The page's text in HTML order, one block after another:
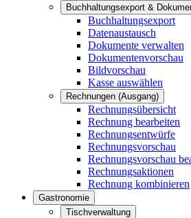
Buchhaltungsexport &
Buchhaltungsexport
Datenaustausch
Dokumente verwalten
Dokumentenvorschau
Bildvorschau
Kasse auswählen
Rechnungen (Ausgang)
Rechnungsübersicht
Rechnung bearbeiten
Rechnungsentwürfe
Rechnungsvorschau
Rechnungsvorschau
Rechnungsaktionen
Rechnung kombinieren
Gastronomie
Tischverwaltung